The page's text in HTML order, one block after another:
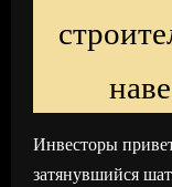
Инвесторы
затянувшийся